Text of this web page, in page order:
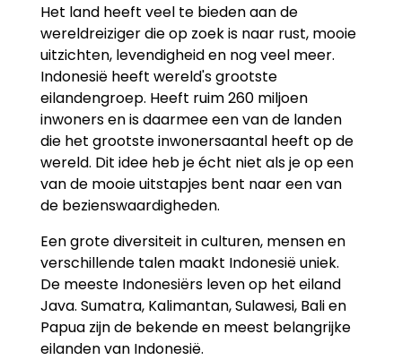
Het land heeft veel te bieden aan de
wereldreiziger die op zoek is naar rust, mooie
uitzichten, levendigheid en nog veel meer.
Indonesië heeft wereld's grootste
eilandengroep. Heeft ruim 260 miljoen
inwoners en is daarmee een van de landen
die het grootste inwonersaantal heeft op de
wereld. Dit idee heb je écht niet als je op een
van de mooie uitstapjes bent naar een van
de bezienswaardigheden.
Een grote diversiteit in culturen, mensen en
verschillende talen maakt Indonesië uniek.
De meeste Indonesiërs leven op het eiland
Java. Sumatra, Kalimantan, Sulawesi, Bali en
Papua zijn de bekende en meest belangrijke
eilanden van Indonesië.